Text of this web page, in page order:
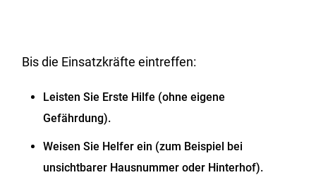
Bis die Einsatzkräfte eintreffen:
Leisten Sie Erste Hilfe (ohne eigene
Gefährdung).
Weisen Sie Helfer ein (zum Beispiel bei
unsichtbarer Hausnummer oder Hinterhof).